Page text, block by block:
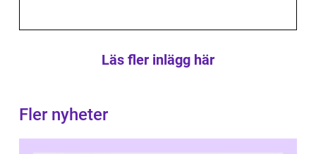
Läs fler inlägg här
Fler nyheter